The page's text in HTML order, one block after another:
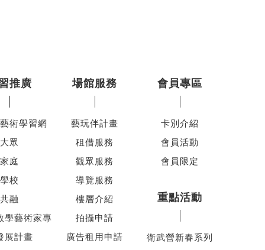
推廣
術學習網
大眾
家庭
學校
共融
學藝術家專
展計畫
場館服務
藝玩伴計畫
租借服務
觀眾服務
導覽服務
樓層介紹
拍攝申請
廣告租用申請
會員專區
卡別介紹
會員活動
會員限定
重點活動
衛武營新春系列